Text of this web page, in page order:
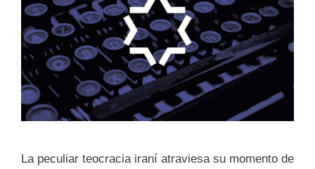
La peculiar teocracia iraní atraviesa su momento de